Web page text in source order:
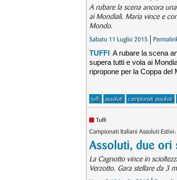
A rubare la scena ancora
ai Mondiali. Maria vince e
Mondo.
Sabato 11 Luglio 2015
TUFFI A rubare la scena
supera tutti e vola ai
ripropone per la Coppa del
tuffi assoluti campionati assoluti
Tuffi
Campionati Italiani Assoluti Estivi:
Assoluti, due ori
La Cagnotto vince in
Verzotto. Gara stellare da 3